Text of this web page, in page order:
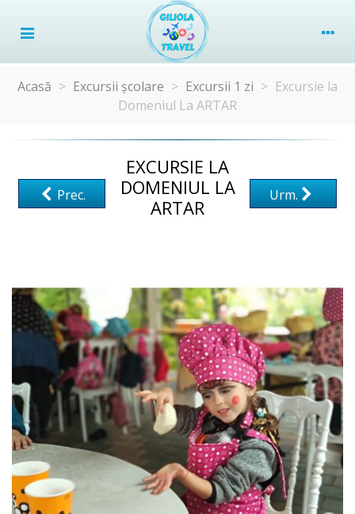
Acasă > Excursii școlare > Excursii 1 zi > Excursie la
Domeniul La ARTAR
Prec.
EXCURSIE LA
DOMENIUL LA
ARTAR
Urm.